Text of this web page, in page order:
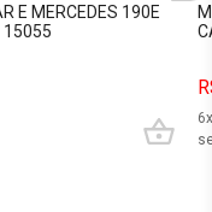
E MERCEDES 190E
15055
6